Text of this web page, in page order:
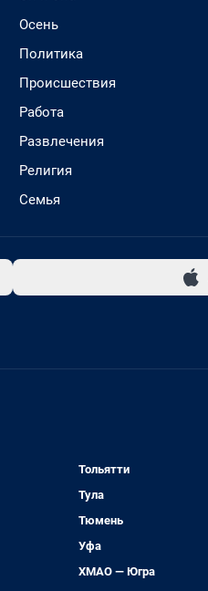
Осень
Политика
Происшествия
Работа
Развлечения
Религия
Семья
Тольятти
Тула
Тюмень
Уфа
ХМАО — Югра